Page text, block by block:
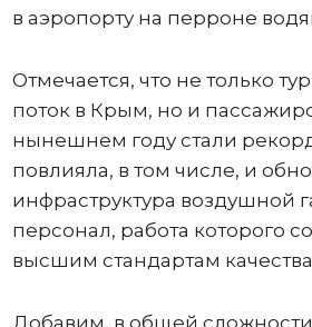
в аэропорту на перроне
Отмечается, что не только
поток в Крым, но и
нынешнем году стали
повлияла, в том числе, и
инфраструктура воздушной
персонал, работа которого
высшим стандартам
Добавим, в общей